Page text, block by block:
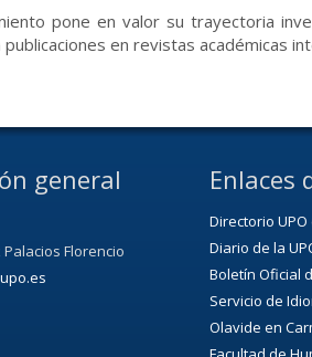
pone en valor su trayectoria
publicaciones en revistas académicas
general
Florencio
Enlaces
Directorio UPO
Diario de la
Boletín Oficial
Servicio de
Olavide en